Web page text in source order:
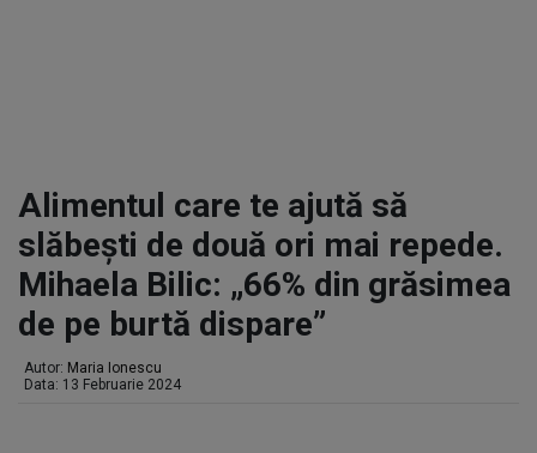
Alimentul care te ajută să
slăbești de două ori mai repede.
Mihaela Bilic: „66% din grăsimea
de pe burtă dispare”
Autor: Maria Ionescu
Data: 13 Februarie 2024